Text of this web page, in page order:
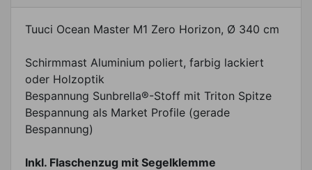
Tuuci Ocean Master M1 Zero Horizon, Ø 340 cm
Schirmmast Aluminium poliert, farbig lackiert
oder Holzoptik
Bespannung Sunbrella®-Stoff mit Triton Spitze
Bespannung als Market Profile (gerade
Bespannung)
Inkl. Flaschenzug mit Segelklemme